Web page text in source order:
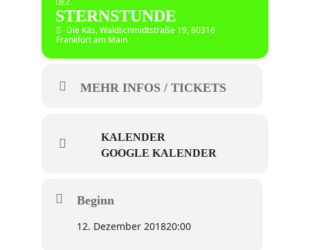
DEZ.
STERNSTUNDE
Die Käs, Waldschmidtstraße 19, 60316
Frankfurt am Main
MEHR INFOS / TICKETS
KALENDER
GOOGLE KALENDER
Beginn
12. Dezember 201820:00